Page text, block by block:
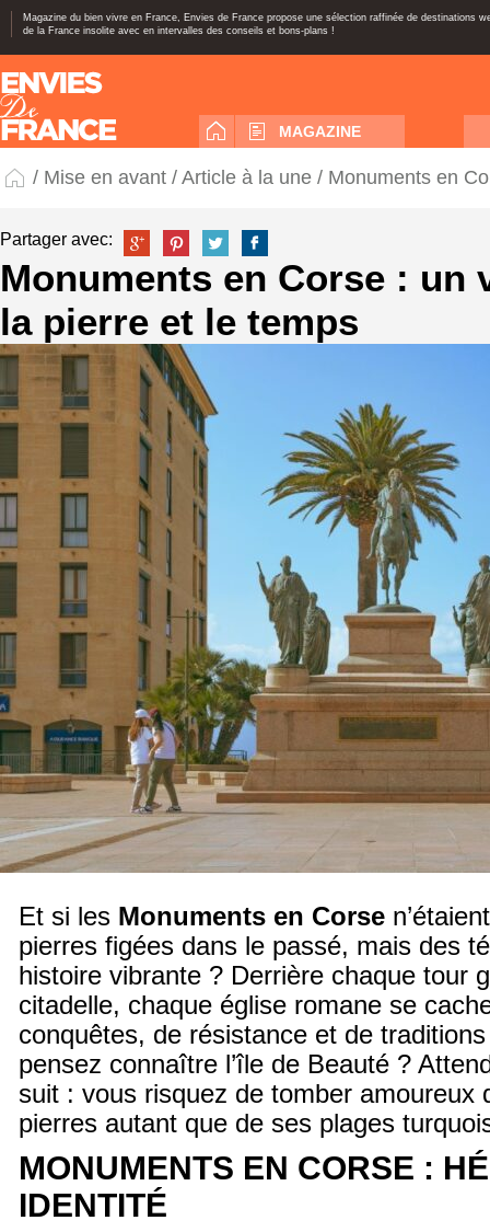
Magazine du bien vivre en France, Envies de France propose une sélection raffinée de destinations
de la France insolite avec en intervalles des conseils et bons-plans !
MAGAZINE
/ Mise en avant / Article à la une / Monuments en
Partager avec:
Monuments en Corse : un
la pierre et le temps
Et si les Monuments en Corse
pierres figées dans le passé, mais des
histoire vibrante ? Derrière chaque tour
citadelle, chaque église romane se
conquêtes, de résistance et de
pensez connaître l’île de Beauté ?
suit : vous risquez de tomber amoureux
pierres autant que de ses plages
MONUMENTS EN CORSE :
IDENTITÉ